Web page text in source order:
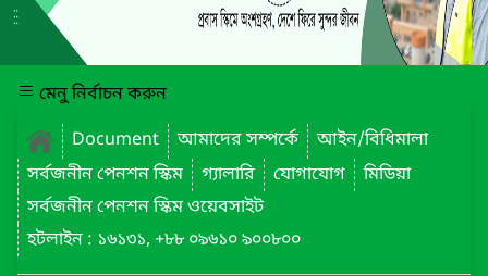
মেনু নির্বাচন করুন
Document
আমাদের সম্পর্কে
আইন/বিধিমালা
সর্বজনীন পেনশন স্কিম
গ্যালারি যোগাযোগ
মিডিয়া
সর্বজনীন পেনশন স্কিম ওয়েবসাইট
হটলাইন : ১৬১৩১, +৮৮ ০৯৬১০ ৯০০৮০০